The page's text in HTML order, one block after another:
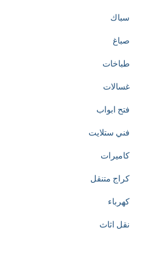
سباك
صباغ
طباخات
غسالات
فتح ابواب
فني ستلايت
كاميرات
كراج متنقل
كهرباء
نقل اثاث